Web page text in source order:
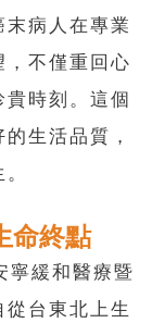
病人在專業
不僅重回心
時刻。這個
生活品質，
命終點
寧緩和醫療暨
台東北上生